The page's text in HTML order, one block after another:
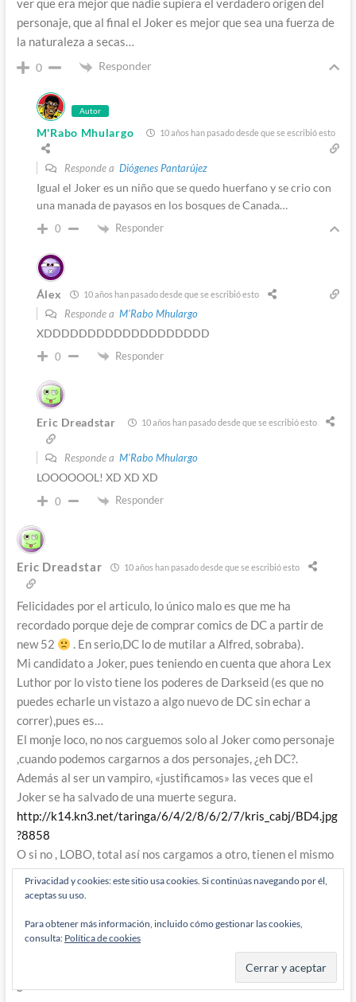
ver que era mejor que nadie supiera el verdadero origen del
personaje, que al final el Joker es mejor que sea una fuerza de
la naturaleza a secas…
0 Responder
Autor
M'Rabo Mhulargo 10 años han pasado desde que se escribió esto
Responde a Diógenes Pantarújez
Igual el Joker es un niño que se quedo huerfano y se crio con
una manada de payasos en los bosques de Canada…
0 Responder
Álex 10 años han pasado desde que se escribió esto
Responde a M'Rabo Mhulargo
XDDDDDDDDDDDDDDDDDDD
0 Responder
Eric Dreadstar 10 años han pasado desde que se escribió esto
Responde a M'Rabo Mhulargo
LOOOOOOL! XD XD XD
0 Responder
Eric Dreadstar 10 años han pasado desde que se escribió esto
Felicidades por el articulo, lo único malo es que me ha
recordado porque deje de comprar comics de DC a partir de
new 52
. En serio,DC lo de mutilar a Alfred, sobraba).
Mi candidato a Joker, pues teniendo en cuenta que ahora Lex
Luthor por lo visto tiene los poderes de Darkseid (es que no
puedes echarle un vistazo a algo nuevo de DC sin echar a
correr),pues es…
El monje loco, no nos carguemos solo al Joker como personaje
,cuando podemos cargarnos a dos personajes, ¿eh DC?.
Además al ser un vampiro, «justificamos» las veces que el
Joker se ha salvado de una muerte segura.
http://k14.kn3.net/taringa/6/4/2/8/6/2/7/kris_cabj/BD4.jpg
?8858
O si no , LOBO, total así nos cargamos a otro, tienen el mismo
sentido del humor, no pueden morir, piel blanca, etc…
En serio DC, que asco das.
10 años han pasado desde que se escribió esto
Privacidad y cookies: este sitio usa cookies. Si continúas navegando por él,
aceptas su uso.
Para obtener más información, incluido cómo gestionar las cookies,
consulta: Política de cookies